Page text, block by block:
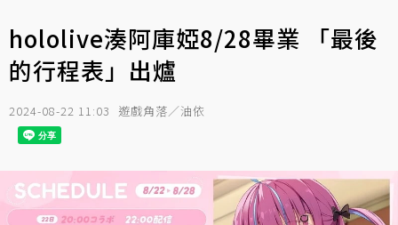
hololive湊阿庫婭8/28畢業 「最後
的行程表」出爐
2024-08-22 11:03 遊戲角落／油依